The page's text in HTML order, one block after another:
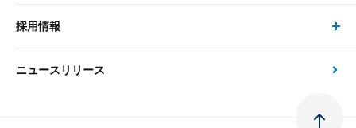
大和総研の強み
先端テクノロジーに基づく新たな価値の創出
政策分析
次世代社会への貢献
会社情報 トップ
会社概要・役員一覧
採用情報
採用情報 トップ
ニュースリリース